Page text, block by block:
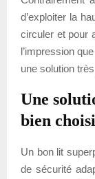
d’exploiter la
circuler et pour
l’impression
une solution
Une
bien
Un bon lit
de sécurité